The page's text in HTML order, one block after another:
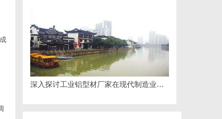
深入探讨工业铝型材厂家在现代制造业中的重要角色与发展趋势